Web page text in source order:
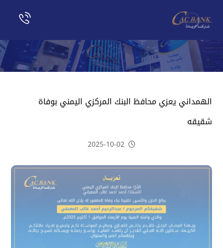
الهمداني يعزي محافظ البنك المركزي اليمني بوفاة
شقيقه
2025-10-02